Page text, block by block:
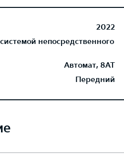
2022
непосредственного
Автомат, 8AT
Передний